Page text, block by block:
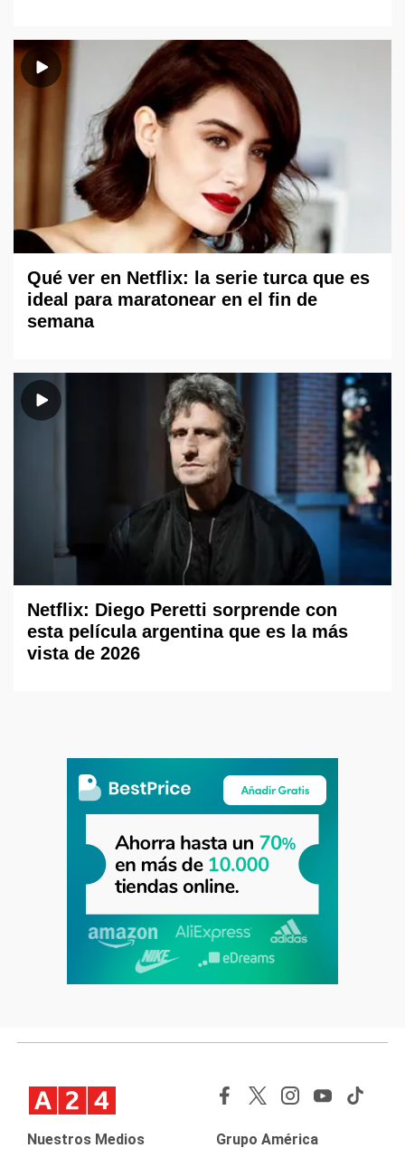
Qué ver en Netflix: la serie turca que es
ideal para maratonear en el fin de
semana
Netflix: Diego Peretti sorprende con
esta película argentina que es la más
vista de 2026
Nuestros Medios Grupo América